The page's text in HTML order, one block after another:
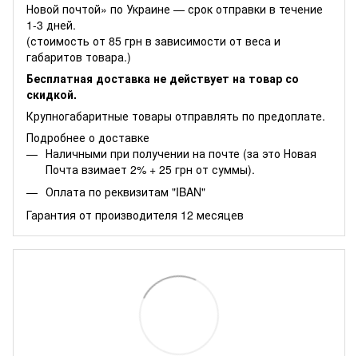
Новой почтой» по Украине — срок отправки в течение
1-3 дней.
(стоимость от 85 грн в зависимости от веса и
габаритов товара.)
Бесплатная доставка не действует на товар со
скидкой.
Крупногабаритные товары отправлять по предоплате.
Подробнее о доставке
Наличными при получении на почте (за это Новая
Почта взимает 2% + 25 грн от суммы).
Оплата по реквизитам "IBAN"
Гарантия от производителя 12 месяцев